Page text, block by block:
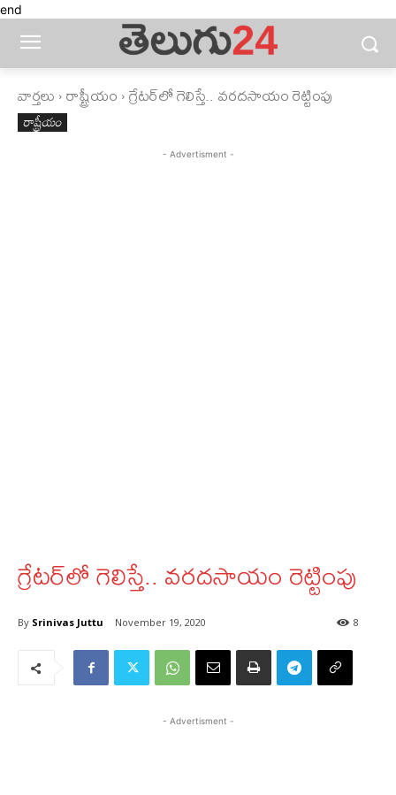
end
వార్తలు రాష్ట్రీయం గ్రేటర్‌లో గెలిస్తే.. వరదసాయం రెట్టింపు
రాష్ట్రీయం
- Advertisment -
గ్రేటర్‌లో గెలిస్తే.. వరదసాయం రెట్టింపు
By Srinivas Juttu November 19, 2020 8
- Advertisment -